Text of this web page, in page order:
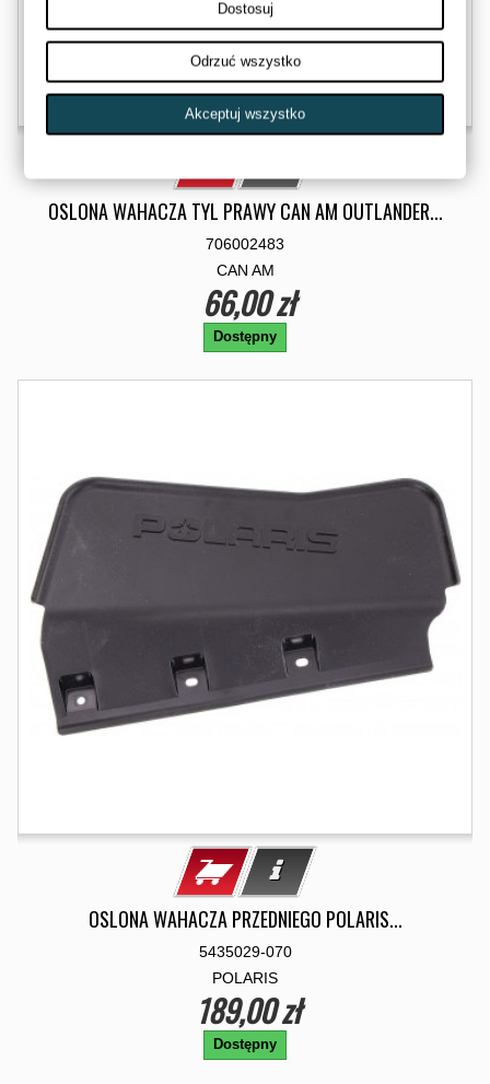
OSLONA WAHACZA TYL PRAWY CAN AM OUTLANDER...
706002483
CAN AM
66,00 zł
Dostępny
OSLONA WAHACZA PRZEDNIEGO POLARIS...
5435029-070
POLARIS
189,00 zł
Dostępny
Dostosuj
Odrzuć wszystko
Akceptuj wszystko